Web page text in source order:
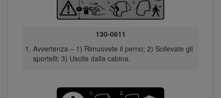
130-0611
Avvertenza – 1) Rimuovete il perno; 2) Sollevate gli
sportelli; 3) Uscite dalla cabina.